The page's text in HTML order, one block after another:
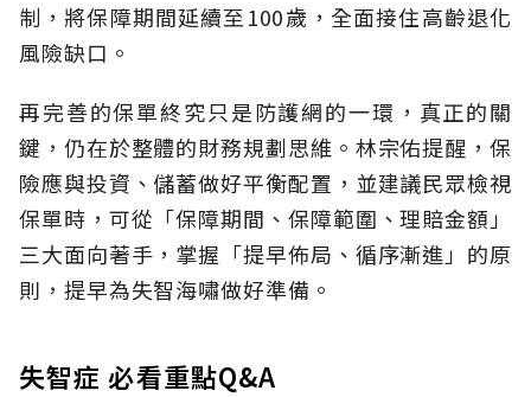
制，將保障期間延續至100歲，全面接住高齡退化
風險缺口。
再完善的保單終究只是防護網的一環，真正的關
鍵，仍在於整體的財務規劃思維。 林宗佑提醒，保
險應與投資、儲蓄做好平衡配置，並建議民眾檢視
保單時，可從「保障期間、保障範圍、理賠金額」
三大面向著手，掌握「提早佈局、循序漸進」的原
則，提早為失智海嘯做好準備。
失智症 必看重點Q&A